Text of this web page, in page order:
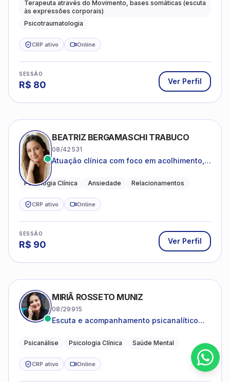
Terapeuta através do Movimento, bases somáticas (escuta
às expressões corporais)
Psicotraumatologia
CRP ativo Online
SESSÃO
R$ 80 Ver Perfil
BEATRIZ BERGAMASCHI TRABUCO
08/42531
Atuação clínica com foco em acolhimento,
Psicologia Clínica Ansiedade Relacionamentos
CRP ativo Online
SESSÃO
R$ 90 Ver Perfil
MIRIÃ ROSSETO MUNIZ
08/29915
Escuta e acompanhamento psicanalítico
Psicanálise Psicologia Clínica Saúde Mental
CRP ativo Online